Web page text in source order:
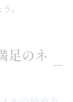
。
足のネ